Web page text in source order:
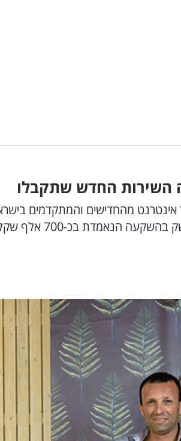
השירות החדש שתקבלו
מהחדישים והמתקדמים
הנאמדת בכ-700 אלף שקל